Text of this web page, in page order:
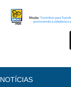
NOTÍCIAS